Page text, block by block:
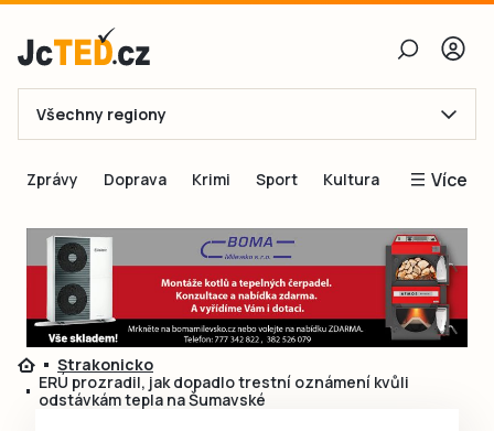
E-mail
Obnovit heslo
Přihlásit se
Přihlásit se přes Facebook
Ještě nemám účet, chci se
Všechny regiony
Zprávy Doprava Krimi Sport Kultura Více
Blogy
Inspirace
Čtenáři píší
Speciální přílohy
Strakonicko
ERÚ prozradil, jak dopadlo trestní oznámení kvůli
odstávkám tepla na Šumavské